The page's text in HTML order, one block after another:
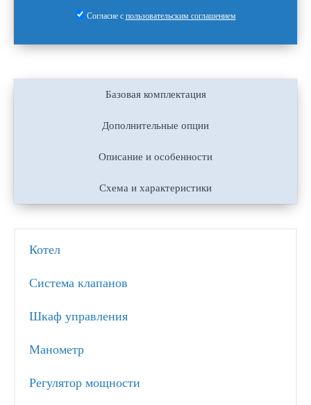
Согласие с пользовательским соглашением
Базовая комплектация
Дополнительные опции
Описание и особенности
Схема и характеристики
Котел
Система клапанов
Шкаф управления
Манометр
Регулятор мощности